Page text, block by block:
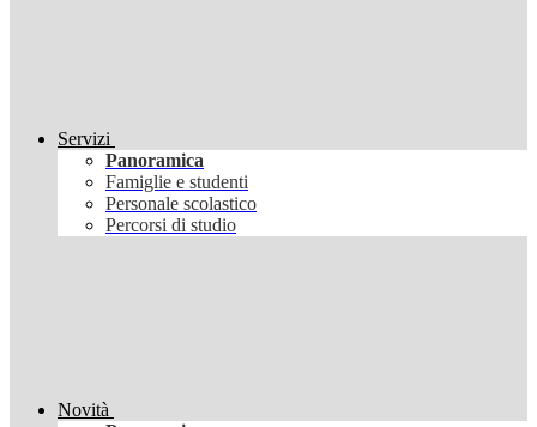
Servizi
Panoramica
Famiglie e studenti
Personale scolastico
Percorsi di studio
Novità